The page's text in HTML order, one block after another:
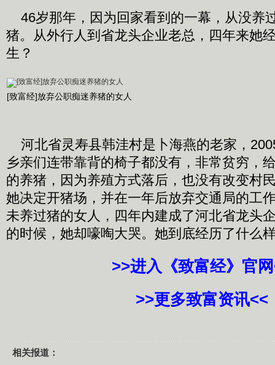
46岁那年，因为回家看到的一幕，从没养
猪。从外行人到省龙头企业老总，四年来她
生？
[致富经]放弃公职痴迷养猪的女人
河北省灵寿县韩洼村是卜海燕的老家，
乡亲们连带靠背的椅子都没有，非常贫穷，
的养猪，因为养殖方式落后，也没有改变村
她决定开猪场，并在一年后放弃交通局的工
未养过猪的女人，四年内建成了河北省龙头
的时候，她却嚎啕大哭。她到底经历了什么
>>进入《致富经》官
>>更多致富资讯<<
相关报道：